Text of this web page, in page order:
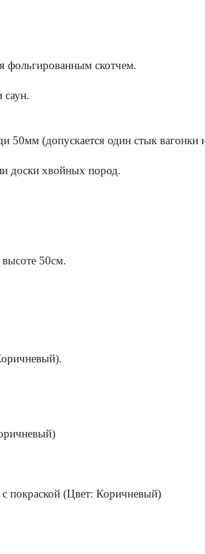
фольгированным скотчем.
саун.
(допускается один стык вагонки
доски хвойных пород.
высоте 50см.
покраской (Цвет: Коричневый)